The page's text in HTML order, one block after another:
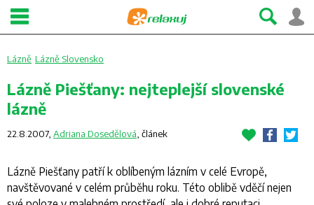
Lázně Lázně Slovensko
Lázně Piešťany: nejteplejší slovenské
lázně
22.8.2007, Adriana Dosedělová článek
Lázně Piešťany patří k oblíbeným lázním v celé Evropě,
navštěvované v celém průběhu roku. Této oblibě vděčí nejen